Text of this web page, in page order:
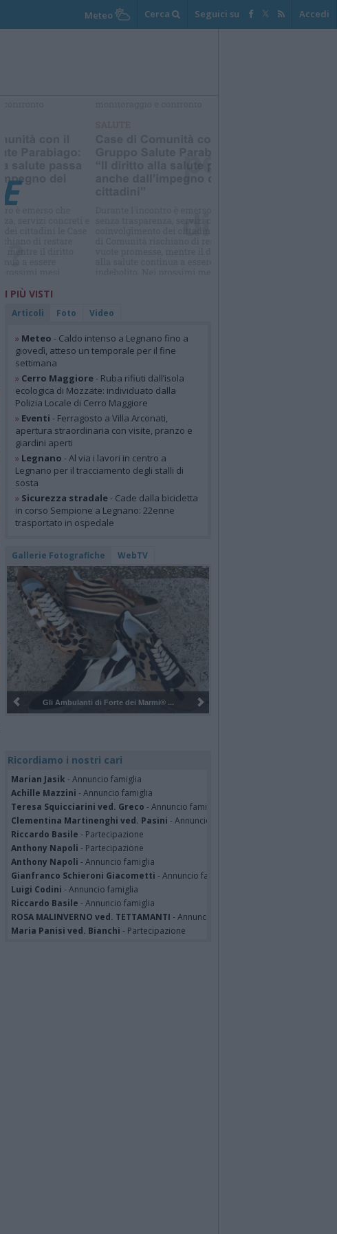
Meteo Cerca Seguici su Accedi
I PIÙ VISTI
Articoli Foto Video
» Meteo - Caldo intenso a Legnano fino a
giovedì, atteso un temporale per il fine
settimana
» Cerro Maggiore- Ruba rifiuti dall’isola
ecologica di Mozzate: individuato dalla
Polizia Locale di Cerro Maggiore
» Eventi - Ferragosto a Villa Arconati,
apertura straordinaria con visite, pranzo e
giardini aperti
» Legnano - Al via i lavori in centro a
Legnano per il tracciamento degli stalli di
sosta
» Sicurezza stradale- Cade dalla bicicletta
in corso Sempione a Legnano: 22enne
trasportato in ospedale
Gallerie Fotografiche WebTV
Pulizia del bosco del Rugareto a ...
Ricordiamo i nostri cari
Marian Jasik - Annuncio famiglia
Achille Mazzini - Annuncio famiglia
Teresa Squicciarini ved. Greco - Annuncio famiglia
Clementina Martinenghi ved. Pasini - Annuncio famiglia
Riccardo Basile - Partecipazione
Anthony Napoli - Partecipazione
Anthony Napoli - Annuncio famiglia
Gianfranco Schieroni Giacometti - Annuncio famiglia
Luigi Codini - Annuncio famiglia
Riccardo Basile - Annuncio famiglia
ROSA MALINVERNO ved. TETTAMANTI - Annuncio famiglia
Maria Panisi ved. Bianchi - Partecipazione